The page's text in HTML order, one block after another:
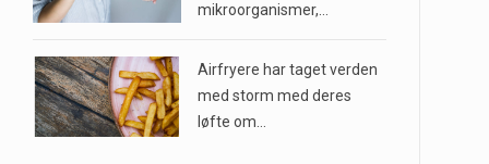
mikroorganismer,…
Airfryere har taget verden
med storm med deres
løfte om…